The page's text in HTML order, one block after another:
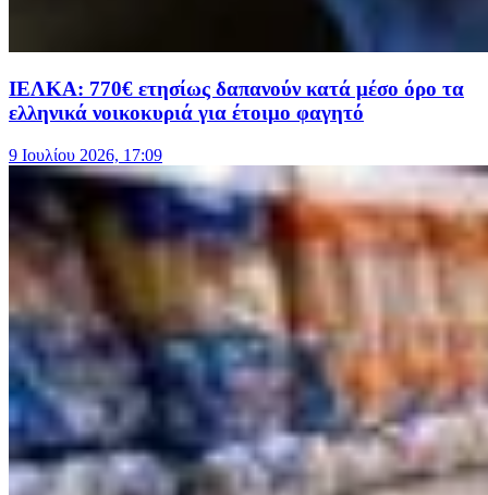
ΙΕΛΚΑ: 770€ ετησίως δαπανούν κατά μέσο όρο τα
ελληνικά νοικοκυριά για έτοιμο φαγητό
9 Ιουλίου 2026, 17:09